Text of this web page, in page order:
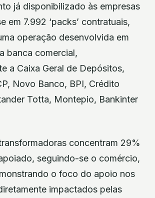
já disponibilizado às empresas
em 7.992 ‘packs’ contratuais,
operação desenvolvida em
banca comercial,
a Caixa Geral de Depósitos,
Novo Banco, BPI, Crédito
Totta, Montepio, Bankinter
concentram 29%
seguindo-se o comércio,
o foco do apoio nos
impactados pelas